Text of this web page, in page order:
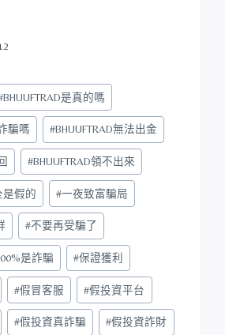
BHUUFTRAD是真的嗎
騙嗎 #BHUUFTRAD無法出金
#BHUUFTRAD領不出來
是假的 #一夜致富騙局
#不要再受騙了
是詐騙 #保證獲利
#假冒客服 #假投資平台
#假投資真詐騙 #假投資詐財